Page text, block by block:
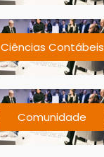
Ciências Contábeis
Comunidade